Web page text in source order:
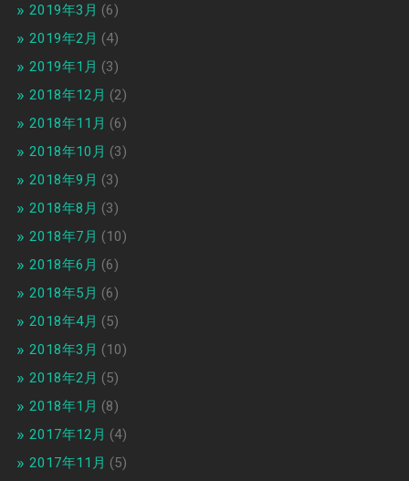
2019年3月 (6)
2019年2月 (4)
2019年1月 (3)
2018年12月 (2)
2018年11月 (6)
2018年10月 (3)
2018年9月 (3)
2018年8月 (3)
2018年7月 (10)
2018年6月 (6)
2018年5月 (6)
2018年4月 (5)
2018年3月 (10)
2018年2月 (5)
2018年1月 (8)
2017年12月 (4)
2017年11月 (5)